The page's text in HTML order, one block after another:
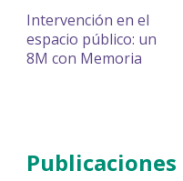
Intervención en el
espacio público: un
8M con Memoria
Publicaciones